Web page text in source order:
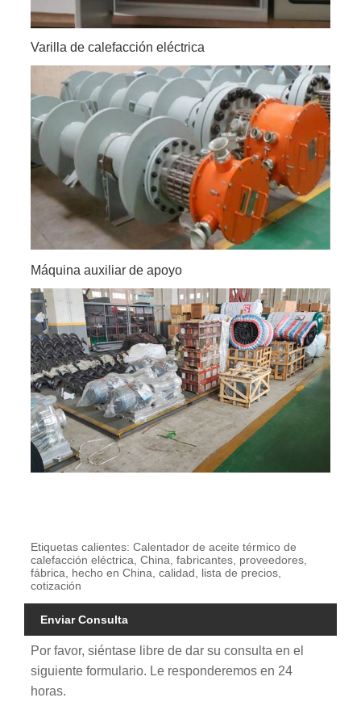
Varilla de calefacción eléctrica
Máquina auxiliar de apoyo
Etiquetas calientes: Calentador de aceite térmico de
calefacción eléctrica, China, fabricantes, proveedores,
fábrica, hecho en China, calidad, lista de precios,
cotización
Enviar Consulta
Por favor, siéntase libre de dar su consulta en el
siguiente formulario. Le responderemos en 24
horas.